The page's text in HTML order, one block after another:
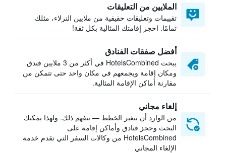
الملايين من التعليقات
تقييمات وتعليقات حقيقية من ملايين النزلاء، مثلك
تمامًا. احجز إقامتك المثالية بكل ثقة!
أفضل صفقات الفنادق
يبحث HotelsCombined في أكثر من 3 ملايين فندق
ومكان إقامة ويجمعهم في مكان واحد حتى تتمكن من
مقارنة أماكن الإقامة المثالية.
إلغاء مجاني
من الوارد أن تتغير الخطط — نتفهم ذلك. ولهذا يمكنك
البحث وحجز فنادق وأماكن إقامة على
HotelsCombined من وكالات السفر التي تقدم خدمة
الإلغاء المجاني